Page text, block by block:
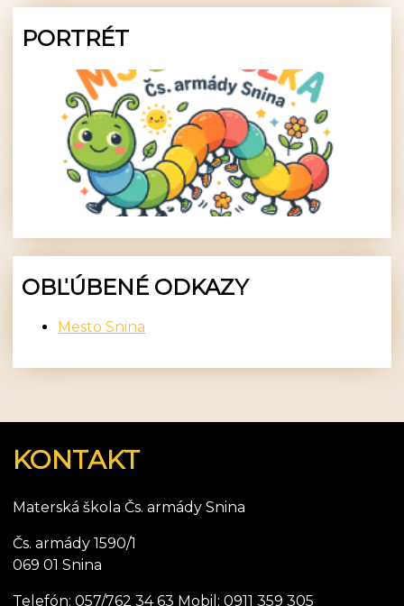
PORTRÉT
OBĽÚBENÉ ODKAZY
Mesto Snina
KONTAKT
Materská škola Čs. armády Snina
Čs. armády 1590/1
069 01 Snina
Telefón: 057/762 34 63 Mobil: 0911 359 305